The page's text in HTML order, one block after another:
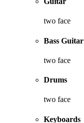
two face
Bass Guitar
two face
Drums
two face
Keyboards